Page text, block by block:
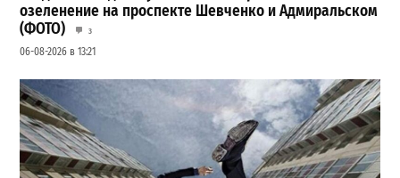
озеленение на проспекте Шевченко и Адмиральском
(ФОТО)
3
06-08-2026 в 13:21